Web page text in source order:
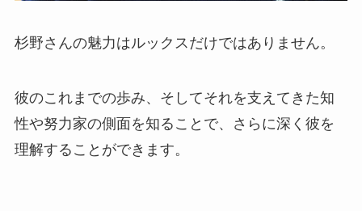
杉野さんの魅力はルックスだけではありません。
彼のこれまでの歩み、そしてそれを支えてきた知
性や努力家の側面を知ることで、さらに深く彼を
理解することができます。